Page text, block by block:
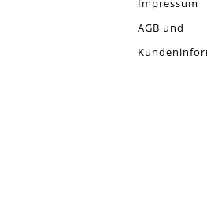
Impressum
AGB und